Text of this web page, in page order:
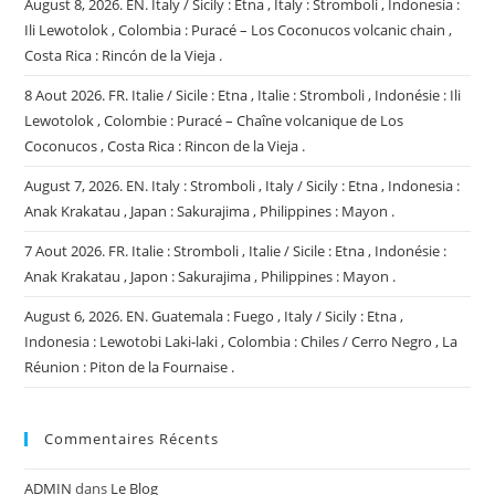
August 8, 2026. EN. Italy / Sicily : Etna , Italy : Stromboli , Indonesia :
Ili Lewotolok , Colombia : Puracé – Los Coconucos volcanic chain ,
Costa Rica : Rincón de la Vieja .
8 Aout 2026. FR. Italie / Sicile : Etna , Italie : Stromboli , Indonésie : Ili
Lewotolok , Colombie : Puracé – Chaîne volcanique de Los
Coconucos , Costa Rica : Rincon de la Vieja .
August 7, 2026. EN. Italy : Stromboli , Italy / Sicily : Etna , Indonesia :
Anak Krakatau , Japan : Sakurajima , Philippines : Mayon .
7 Aout 2026. FR. Italie : Stromboli , Italie / Sicile : Etna , Indonésie :
Anak Krakatau , Japon : Sakurajima , Philippines : Mayon .
August 6, 2026. EN. Guatemala : Fuego , Italy / Sicily : Etna ,
Indonesia : Lewotobi Laki-laki , Colombia : Chiles / Cerro Negro , La
Réunion : Piton de la Fournaise .
Commentaires Récents
ADMIN dans Le Blog